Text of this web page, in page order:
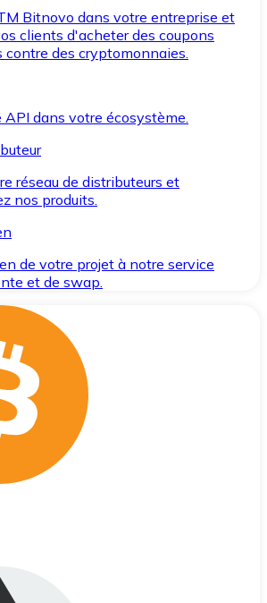
Bitnovo dans votre entreprise et
clients d'acheter des coupons
contre des cryptomonnaies.
API dans votre écosystème.
réseau de distributeurs et
nos produits.
de votre projet à notre service
et de swap.